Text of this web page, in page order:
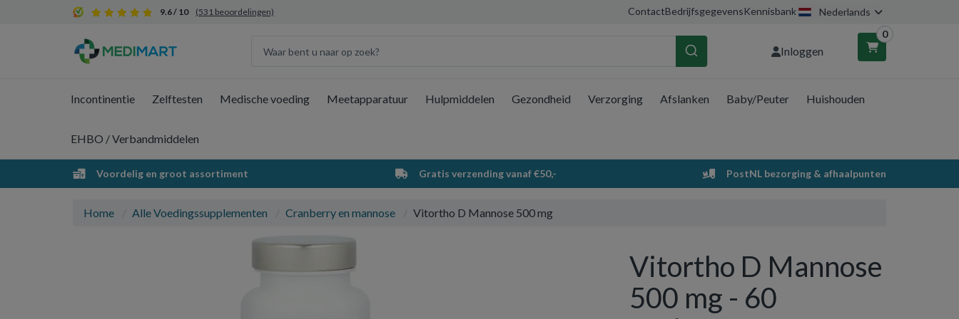
9.6 / 10 (531 beoordelingen) ContactBedrijfsgegevensKennisbank Nederlands
Inloggen
0
Winkelwagen
Uw winkelwagen is leeg.
Vul hem met producten.
Incontinentie Zelftesten Medische voeding Meetapparatuur Hulpmiddelen Gezondheid Verzorging Afslanken Baby/Peuter Huishouden
EHBO / Verbandmiddelen
Voordelig en groot assortiment Gratis verzending vanaf €50,- PostNL bezorging & afhaalpunten
Home Alle Voedingssupplementen Cranberry en mannose Vitortho D Mannose 500 mg
Vitortho D Mannose
500 mg - 60